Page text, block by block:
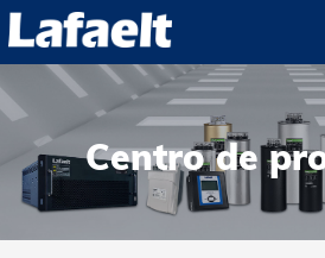
Inicio
producto
aplicación
noticias
sobre
Centro de